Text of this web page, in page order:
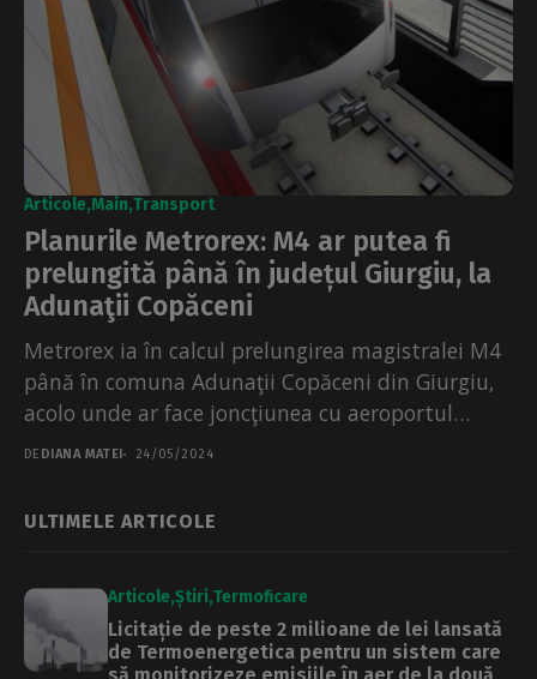
Articole Main Transport
Planurile Metrorex: M4 ar putea fi
prelungită până în județul Giurgiu, la
Adunaţii Copăceni
Metrorex ia în calcul prelungirea magistralei M4
până în comuna Adunaţii Copăceni din Giurgiu,
acolo unde ar face joncţiunea cu aeroportul
trâmbiţat de...
DE DIANA MATEI 24/05/2024
ULTIMELE ARTICOLE
Articole Știri Termoficare
Licitație de peste 2 milioane de lei lansată
de Termoenergetica pentru un sistem care